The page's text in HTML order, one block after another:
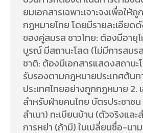
ยมเอกสารเฉพาะเจาะจงเพื่อให้
กฎหมายไทย โดยมีรายละเอียด
ของคู่สมรส ชาวไทย: ต้องมีอายุ
บูรณ์ มีสถานะโสด (ไม่มีการสมร
ชาติ: ต้องมีเอกสารแสดงสถานะ
รับรองตามกฎหมายประเทศต้นท
ประเทศไทยอย่างถูกกฎหมาย 2.
สำหรับฝ่ายคนไทย บัตรประชาช
สำเนา) ทะเบียนบ้าน (ตัวจริงและ
การหย่า (ถ้ามี) ใบเปลี่ยนชื่อ-นา